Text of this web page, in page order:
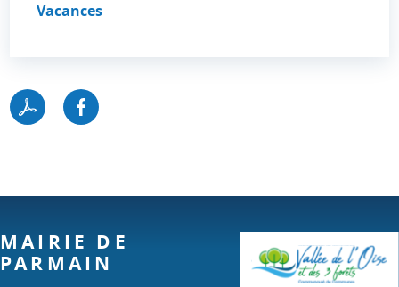
Vacances
MAIRIE DE
PARMAIN